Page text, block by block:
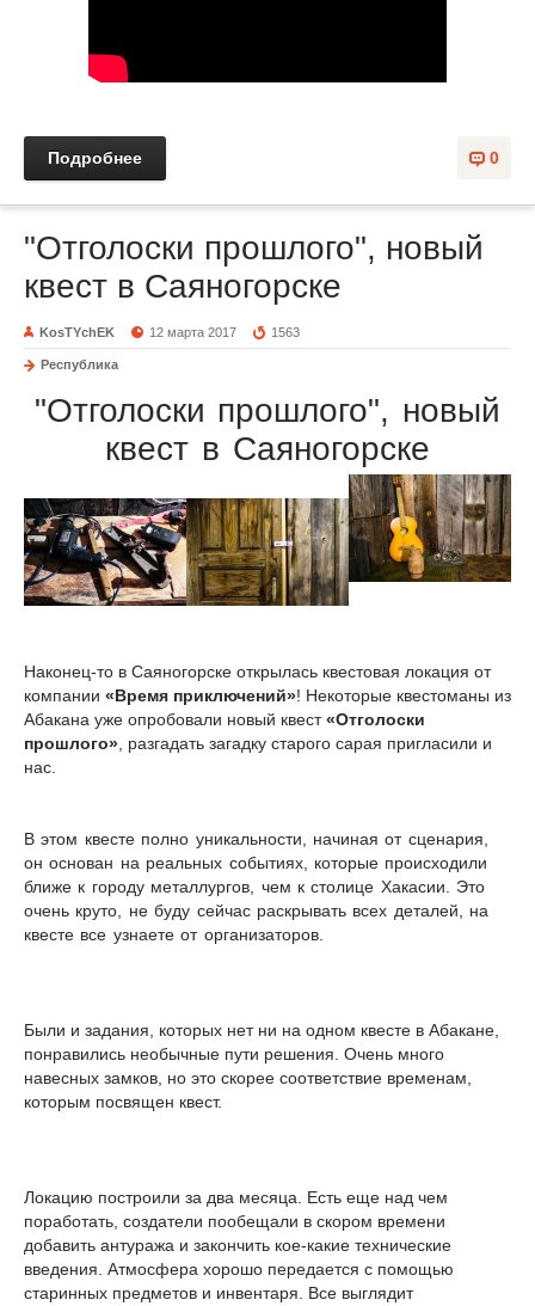
0
Подробнее
"Отголоски прошлого", новый
квест в Саяногорске
KosTYchEK 12 марта 2017 1563
Республика
"Отголоски прошлого", новый
квест в Саяногорске
Наконец-то в Саяногорске открылась квестовая локация от
компании «Время приключений»! Некоторые квестоманы из
Абакана уже опробовали новый квест«Отголоски
прошлого» , разгадать загадку старого сарая пригласили и
нас.
В этом квесте полно уникальности, начиная от сценария,
он основан на реальных событиях, которые происходили
ближе к городу металлургов, чем к столице Хакасии. Это
очень круто, не буду сейчас раскрывать всех деталей, на
квесте все узнаете от организаторов.
Были и задания, которых нет ни на одном квесте в Абакане,
понравились необычные пути решения. Очень много
навесных замков, но это скорее соответствие временам,
которым посвящен квест.
Локацию построили за два месяца. Есть еще над чем
поработать, создатели пообещали в скором времени
добавить антуража и закончить кое-какие технические
введения. Атмосфера хорошо передается с помощью
старинных предметов и инвентаря. Все выглядит